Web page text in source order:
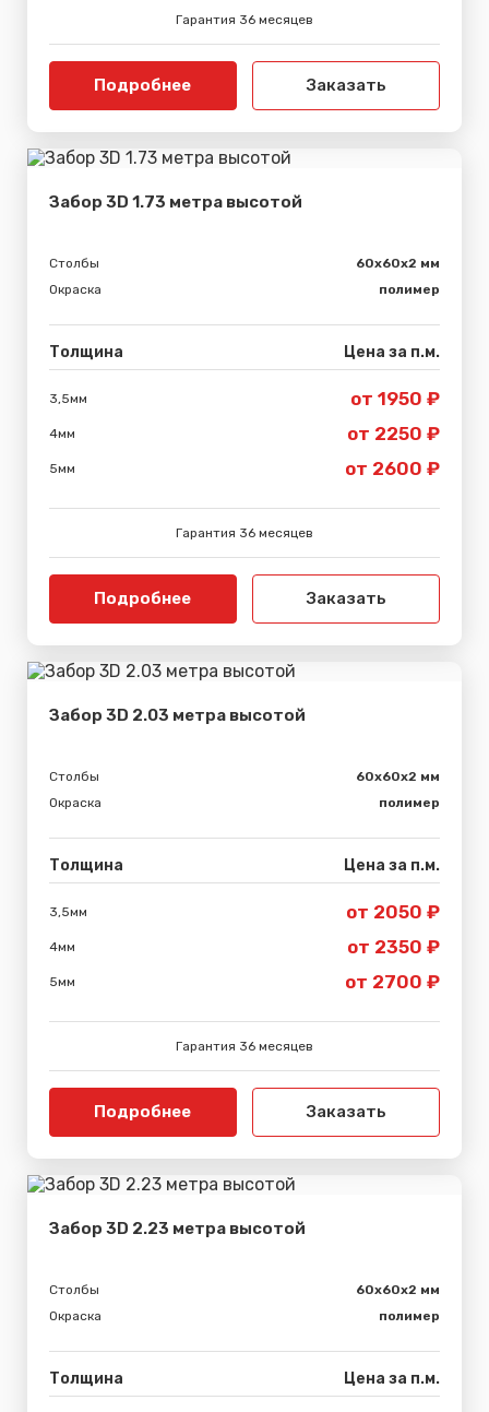
Гарантия 36 месяцев
Подробнее Заказать
Забор 3D 1.73 метра высотой
Столбы
60х60х2 мм
Окраска
полимер
Толщина Цена за п.м.
3,5мм от 1950 ₽
4мм от 2250 ₽
5мм от 2600 ₽
Гарантия 36 месяцев
Подробнее Заказать
Забор 3D 2.03 метра высотой
Столбы
60х60х2 мм
Окраска
полимер
Толщина Цена за п.м.
3,5мм от 2050 ₽
4мм от 2350 ₽
5мм от 2700 ₽
Гарантия 36 месяцев
Подробнее Заказать
Забор 3D 2.23 метра высотой
Столбы
60х60х2 мм
Окраска
полимер
Толщина Цена за п.м.